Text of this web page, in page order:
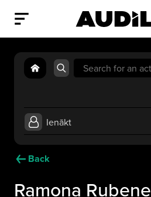
Search
for:
Ienākt
Back
Ramona Rubene